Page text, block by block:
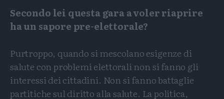
Secondo lei questa gara a voler riaprire
ha un sapore pre-elettorale?
Purtroppo, quando si mescolano esigenze di
salute con problemi elettorali non si fanno gli
interessi dei cittadini. Non si fanno battaglie
partitiche sul diritto alla salute. La politica,